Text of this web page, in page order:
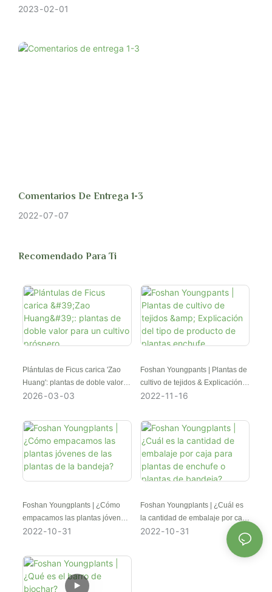
hará que las hojas se quemen. Como las Peperomias son
C y 26 ° C y la humedad del 40%-60%. Fertilice regularmente durante
2023 02 01
Comentarios De Entrega 1-3
2022 07 07
Recomendado Para Ti
Plántulas de Ficus carica 'Zao
Huang': plantas de doble valor
para un cultivo próspero
2026 03 03
Foshan Youngpants | Plantas de
cultivo de tejidos & Explicación
del tipo de producto de plantas
2022 11 16
Foshan Youngplants | ¿Cómo
empacamos las plantas jóvenes
de las plantas de la bandeja?
2022 10 31
Foshan Youngplants | ¿Cuál es
la cantidad de embalaje por caja
para plantas de enchufe o
2022 10 31